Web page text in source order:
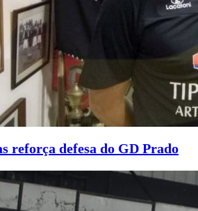
reforça defesa do GD Prado